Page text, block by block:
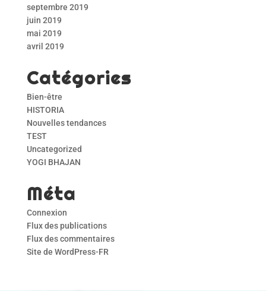
septembre 2019
juin 2019
mai 2019
avril 2019
Catégories
Bien-être
HISTORIA
Nouvelles tendances
TEST
Uncategorized
YOGI BHAJAN
Méta
Connexion
Flux des publications
Flux des commentaires
Site de WordPress-FR